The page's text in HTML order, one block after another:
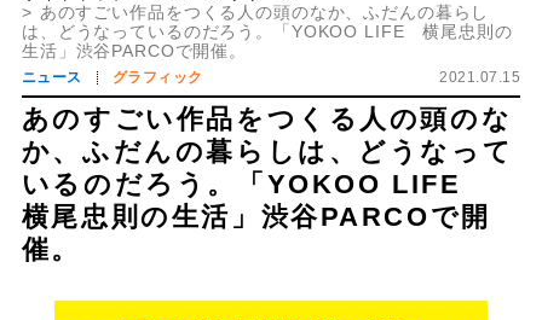
あのすごい作品をつくる人の頭のなか、ふだんの暮らし
は、どうなっているのだろう。「YOKOO LIFE 横尾忠則の
生活」渋谷PARCOで開催。
ニュース グラフィック 2021.07.15
あのすごい作品をつくる人の頭のな
か、ふだんの暮らしは、どうなって
いるのだろう。「YOKOO LIFE
横尾忠則の生活」渋谷PARCOで開
催。